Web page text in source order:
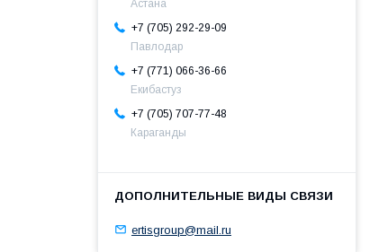
Астана
+7 (705) 292-29-09
Павлодар
+7 (771) 066-36-66
Екибастуз
+7 (705) 707-77-48
Караганды
ertisgroup@mail.ru